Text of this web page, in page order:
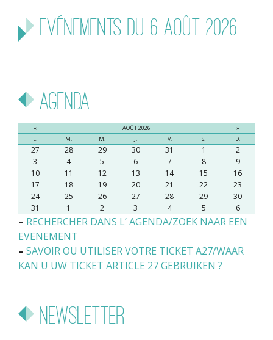
Evénements du 6 août 2026
Agenda
« AOÛT 2026
»
L.
M. M. J. V. S. D.
27 28 29 30 31 1
2
3
4 5 6 7 8
9
10
11 12 13 14 15
16
17
18 19 20 21 22
23
24
25 26 27 28 29
30
31
1 2 3 4 5 6
– RECHERCHER DANS L’ AGENDA/ZOEK NAAR EEN
EVENEMENT
– SAVOIR OU UTILISER VOTRE TICKET A27/WAAR
KAN U UW TICKET ARTICLE 27 GEBRUIKEN ?
Newsletter